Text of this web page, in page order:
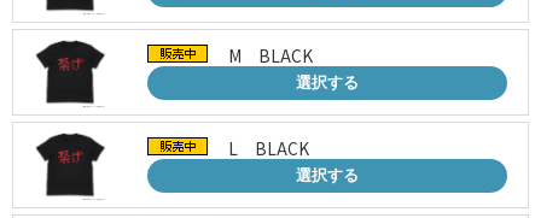
M BLACK
選択する
L BLACK
選択する